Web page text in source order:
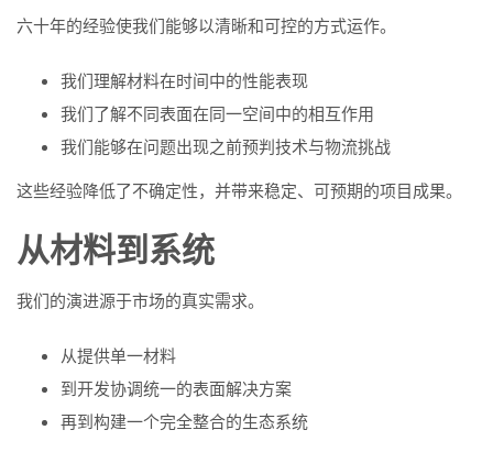
六十年的经验使我们能够以清晰和可控的方式运作。
我们理解材料在时间中的性能表现
我们了解不同表面在同一空间中的相互作用
我们能够在问题出现之前预判技术与物流挑战
这些经验降低了不确定性，并带来稳定、可预期的项目成果。
从材料到系统
我们的演进源于市场的真实需求。
从提供单一材料
到开发协调统一的表面解决方案
再到构建一个完全整合的生态系统